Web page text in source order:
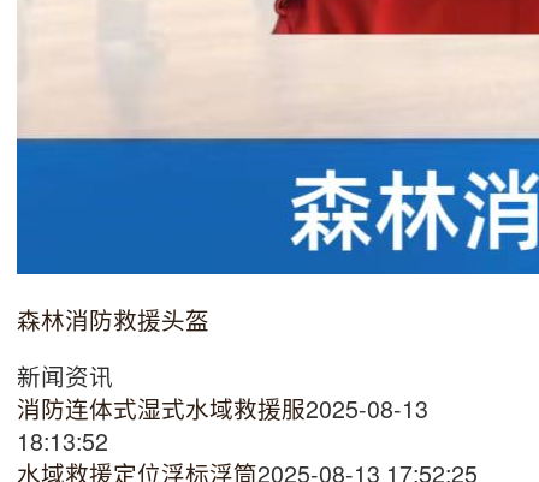
森林消防救援头盔
新闻资讯
消防连体式湿式水域救援服2025-08-13
18:13:52
水域救援定位浮标浮筒2025-08-13 17:52:25